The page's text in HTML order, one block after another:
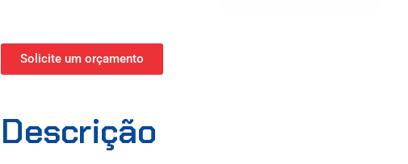
Solicite um orçamento
Descrição